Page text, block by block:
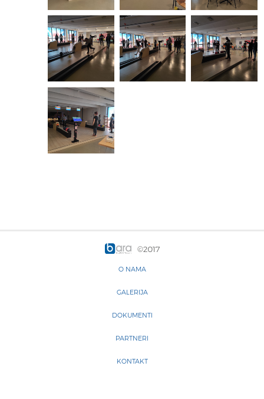
©2017
O NAMA
GALERIJA
DOKUMENTI
PARTNERI
KONTAKT